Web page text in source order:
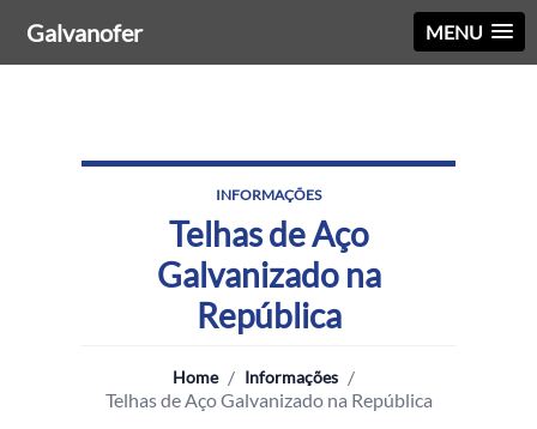
Galvanofer MENU
INFORMAÇÕES
Telhas de Aço
Galvanizado na
República
Home / Informações /
Telhas de Aço Galvanizado na República